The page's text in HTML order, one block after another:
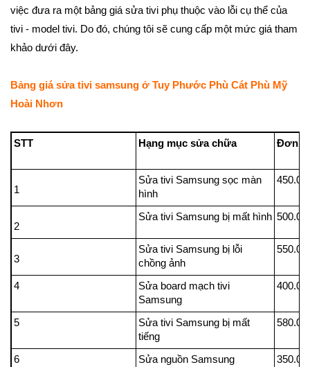
việc đưa ra một bảng giá sửa tivi phụ thuộc vào lỗi cụ thể của
tivi - model tivi. Do đó, chúng tôi sẽ cung cấp một mức giá tham
khảo dưới đây.
Bảng giá sửa tivi samsung ở Tuy Phước Phù Cát Phù Mỹ
Hoài Nhơn
STT Hạng mục sửa chữa
1
Sửa tivi Samsung sọc màn
hình
2
Sửa tivi Samsung bị mất hình
3
Sửa tivi Samsung bị lỗi
chồng ảnh
4
Sửa board mạch tivi
Samsung
5
Sửa tivi Samsung bị mất
tiếng
6 Sửa nguồn Samsung